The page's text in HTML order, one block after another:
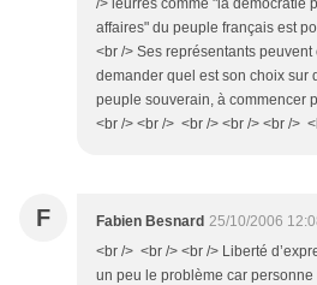
/> leurres comme "la démocratie
affaires" du peuple français est
<br /> Ses représentants
demander quel est son choix sur
peuple souverain, à commencer
<br /> <br /> <br /> <br /> <br />
F Fabien Besnard 25/10/2006
<br /> <br /> <br /> Liberté
un peu le problème car personne